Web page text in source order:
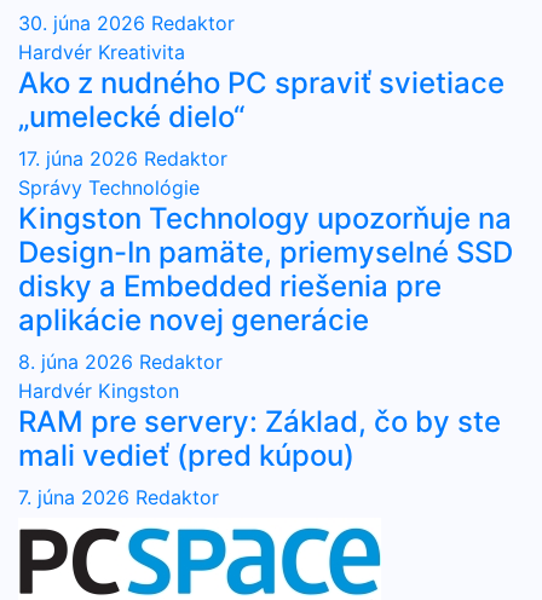
30. júna 2026 Redaktor
Hardvér Kreativita
Ako z nudného PC spraviť svietiace
„umelecké dielo“
17. júna 2026 Redaktor
Správy Technológie
Kingston Technology upozorňuje na
Design-In pamäte, priemyselné SSD
disky a Embedded riešenia pre
aplikácie novej generácie
8. júna 2026 Redaktor
Hardvér Kingston
RAM pre servery: Základ, čo by ste
mali vedieť (pred kúpou)
7. júna 2026 Redaktor